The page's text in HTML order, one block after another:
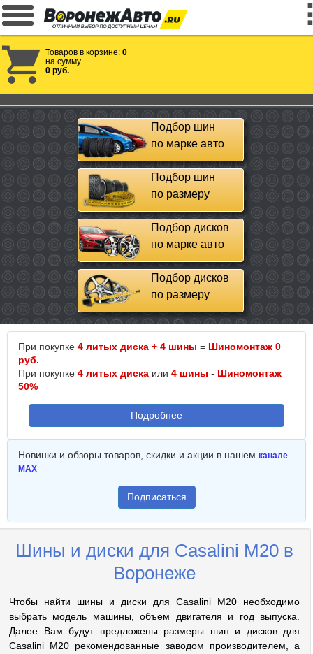
Товаров в корзине: 0
на сумму
0 руб.
Подбор шин
по марке авто
Подбор шин
по размеру
Подбор дисков
по марке авто
Подбор дисков
по размеру
При покупке 4 литых диска + 4 шины = Шиномонтаж 0
руб.
При покупке 4 литых диска или 4 шины - Шиномонтаж
50%
Подробнее
Новинки и обзоры товаров, скидки и акции в нашем канале
MAX
Подписаться
Шины и диски для Casalini M20 в
Воронеже
Чтобы найти шины и диски для Casalini M20 необходимо
выбрать модель машины, объем двигателя и год выпуска.
Далее Вам будут предложены размеры шин и дисков для
Casalini M20 рекомендованные заводом производителем, а